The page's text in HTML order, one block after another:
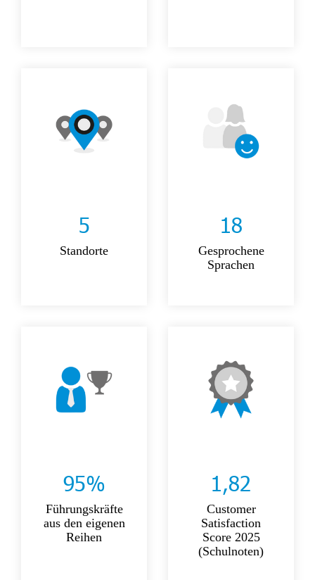
5
Standorte
18
Gesprochene
Sprachen
95%
Führungskräfte
aus den eigenen
Reihen
1,82
Customer
Satisfaction
Score 2025
(Schulnoten)